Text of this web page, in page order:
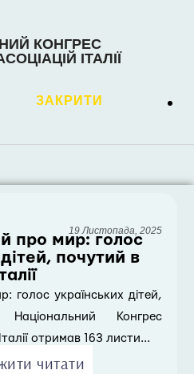
КОНГРЕС
ІТАЛІЇ
ЗАКРИТИ
19 Листопада, 2025
про мир: голос
почутий в
голос українських дітей,
Конгрес
отримав 163 листи...
читати